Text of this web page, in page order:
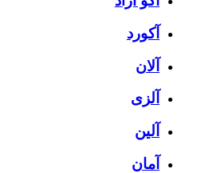
آکورد
آلان
آلزی
آلین
آمان